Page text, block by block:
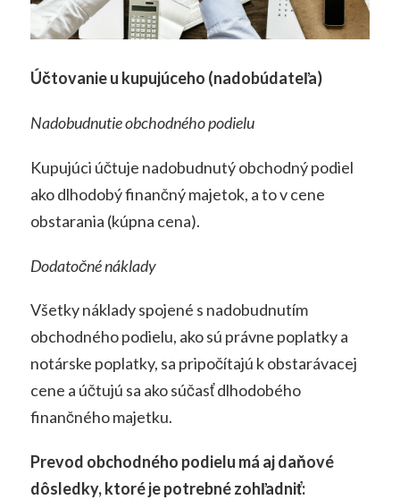
Účtovanie u kupujúceho (nadobúdateľa)
Nadobudnutie obchodného podielu
Kupujúci účtuje nadobudnutý obchodný podiel
ako dlhodobý finančný majetok, a to v cene
obstarania (kúpna cena).
Dodatočné náklady
Všetky náklady spojené s nadobudnutím
obchodného podielu, ako sú právne poplatky a
notárske poplatky, sa pripočítajú k obstarávacej
cene a účtujú sa ako súčasť dlhodobého
finančného majetku.
Prevod obchodného podielu má aj daňové
dôsledky, ktoré je potrebné zohľadniť: